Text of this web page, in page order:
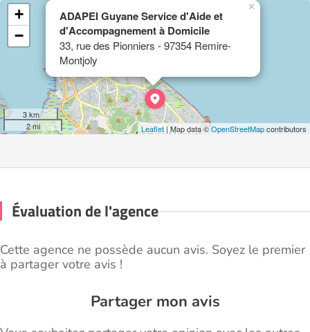
ADAPEI Guyane Service d'Aide et
d'Accompagnement à Domicile
33, rue des Pionniers - 97354 Remire-
Montjoly
×
+
−
3 km
2 mi
Leaflet| Map data ©OpenStreetMapcontributors
Évaluation de l'agence
Cette agence ne possède aucun avis. Soyez le premier
à partager votre avis !
Partager mon avis